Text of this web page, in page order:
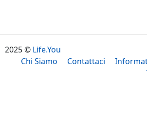
2025 © Life.You
Chi Siamo
Contattaci